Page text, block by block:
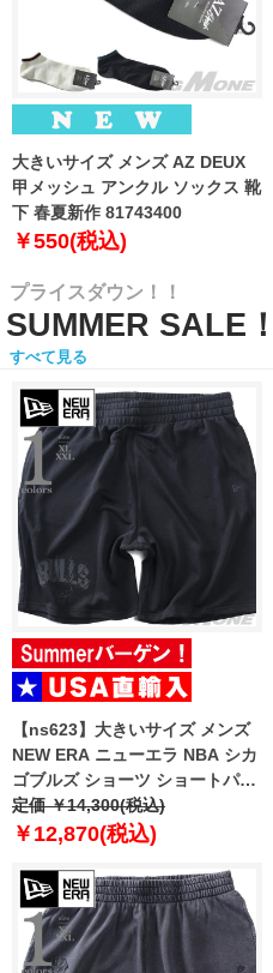
大きいサイズ メンズ AZ DEUX
甲メッシュ アンクル ソックス 靴
下 春夏新作 81743400
￥550(税込)
プライスダウン！！
SUMMER SALE！
すべて見る
【ns623】大きいサイズ メンズ
NEW ERA ニューエラ NBA シカ
ゴブルズ ショーツ ショートパン
ツ ハーフパンツ NBA CHICAGO
BULLS BLACK SHORTS USA直
定価 ￥14,300(税込)
￥12,870(税込)